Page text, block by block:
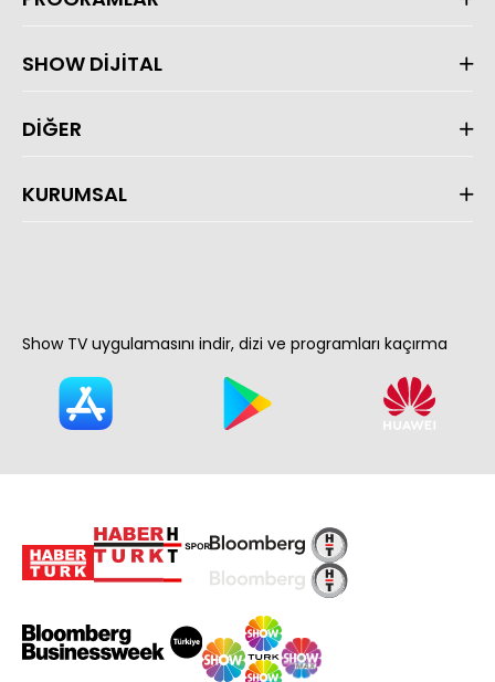
SHOW DİJİTAL
DİĞER
KURUMSAL
Show TV uygulamasını indir, dizi ve programları kaçırma